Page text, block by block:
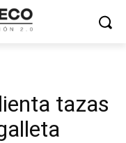
tazas